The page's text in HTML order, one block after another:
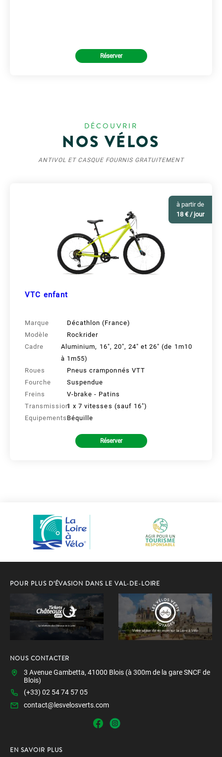
Réserver
DÉCOUVRIR
NOS VÉLOS
ANTIVOL ET CASQUE FOURNIS GRATUITEMENT
à partir de
18 € / jour
VTC enfant
Marque
Décathlon (France)
Modèle
Rockrider
Cadre
Aluminium, 16", 20", 24" et 26" (de 1m10
à 1m55)
Roues
Pneus cramponnés VTT
Fourche
Suspendue
Freins
V-brake - Patins
Transmission1 x 7 vitesses (sauf 16")
Equipements Béquille
Réserver
POUR PLUS D’ÉVASION DANS LE VAL-DE-LOIRE
NOUS CONTACTER
3 Avenue Gambetta, 41000 Blois (à 300m de la gare SNCF de
Blois)
(+33) 02 54 74 57 05
contact@lesvelosverts.com
EN SAVOIR PLUS